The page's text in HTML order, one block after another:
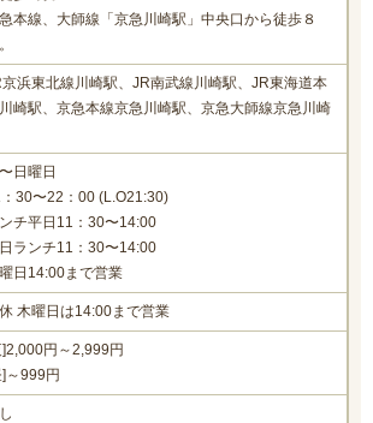
本線、大師線「京急川崎駅」中央口から徒歩８
浜東北線川崎駅、JR南武線川崎駅、JR東海道本
崎駅、京急本線京急川崎駅、京急大師線京急川崎
日曜日
30〜22：00 (L.O21:30)
チ平日11：30〜14:00
ランチ11：30〜14:00
日14:00まで営業
木曜日は14:00まで営業
]2,000円～2,999円
]～999円